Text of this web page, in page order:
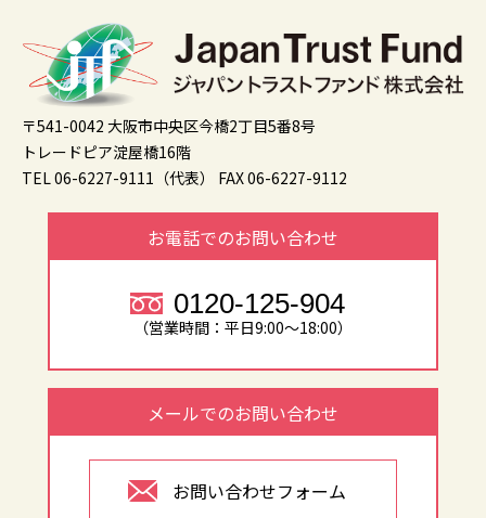
〒541-0042 大阪市中央区今橋2丁目5番8号
トレードピア淀屋橋16階
TEL 06-6227-9111（代表）
FAX 06-6227-9112
お電話でのお問い合わせ
0120-125-904
（営業時間：平日9:00～18:00）
メールでのお問い合わせ
お問い合わせフォーム